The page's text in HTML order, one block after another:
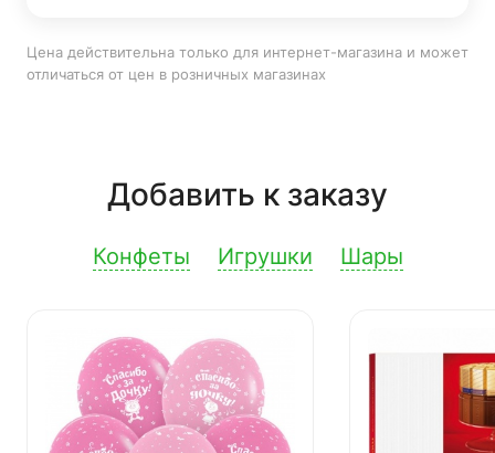
Цена действительна только для интернет-магазина и может
отличаться от цен в розничных магазинах
Добавить к заказу
Конфеты Игрушки Шары